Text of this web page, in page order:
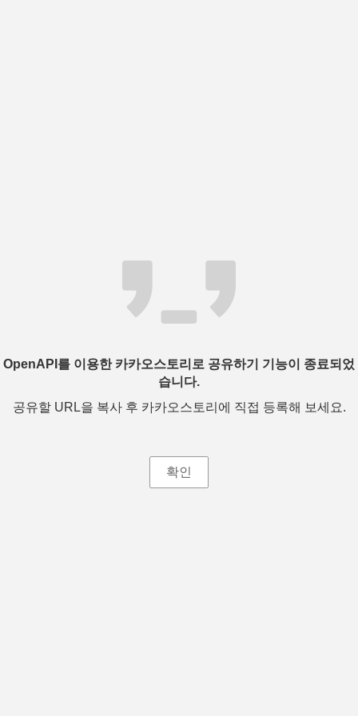
OpenAPI를 이용한 카카오스토리로 공유하기 기능이 종료되었
습니다.
공유할 URL을 복사 후 카카오스토리에 직접 등록해 보세요.
확인